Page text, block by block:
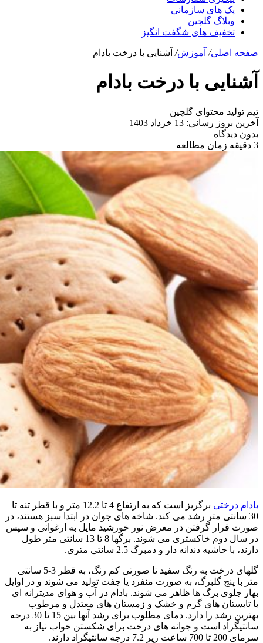
پک های سازمانی
وبلاگ گلچین
تخفیف های شگفت انگیز
صفحه اصلی/ آموزش/ آشنایی با درخت بادام
آشنایی با درخت بادام
تیم تولید محتوای گلچین
آخرین بروز رسانی: 13 خرداد 1403
بدون دیدگاه
3 دقیقه زمان مطالعه
بادام درختی
برگریز است که به ارتفاع 4 تا 12.2 متر و با قطر تنه تا
30 سانتی متر رشد می کند. شاخه های جوان در ابتدا سبز هستند، در
صورت قرار گرفتن در معرض نور خورشید مایل به ارغوانی و سپس
در سال دوم خاکستری می شوند. برگها 8 تا 13 سانتی متر طول
دارند، با حاشیه دندانه دار و دمبرگ 2.5 سانتی متری.
گلهای درخت به رنگ سفید تا صورتی کم رنگ، به قطر 3-5 سانتی
متر با پنج گلبرگ، به صورت منفرد یا جفت تولید می شوند و در اوایل
بهار جلوی برگ ها ظاهر می شوند. بادام در آب و هوای مدیترانه ای
با تابستان های گرم و خشک و زمستان های معتدل و مرطوب
بهترین رشد را دارد. دمای مطلوب برای رشد آنها بین 15 تا 30 درجه
سانتیگراد است و جوانه های درخت برای شکستن خواب نیاز به
سرمای 200 تا 700 ساعت زیر 7.2 درجه سانتیگراد دارند.